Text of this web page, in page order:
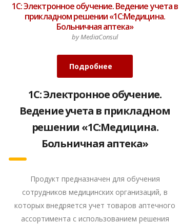
1С: Электронное обучение. Ведение учета в
прикладном решении «1С:Медицина.
Больничная аптека»
by MediaConsul
Подробнее
1С: Электронное обучение.
Ведение учета в прикладном
решении «1С:Медицина.
Больничная аптека»
Продукт предназначен для обучения
сотрудников медицинских организаций, в
которых внедряется учет товаров аптечного
ассортимента с использованием решения